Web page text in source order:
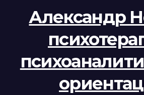
Александр